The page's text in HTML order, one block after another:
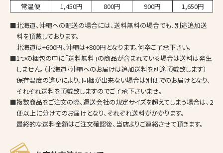
常温便
1,450円 800円 900円
1,650円
■北海道、沖縄への配送の場合には、送料無料の場合でも、別途追加送
料を頂戴しております。
北海道は+600円、沖縄は+800円となります。何卒ご了承下さい。
■1つの梱包の中に「送料無料」の商品が含まれている場合は送料は発生
しません。（北海道・沖縄へのお届けは追加送料を別途頂戴致します）
保存温度の違いにより、同梱が出来ない場合は別便でのお届けとなり、
それぞれ送料を頂戴致しますのでご了承下さいませ。
■複数商品をご注文の際、運送会社の規定サイズを超えてしまう場合は、2
便以上に分けてのお届けとなり、それぞれ送料がかかります。
最終的な送料金額はご注文確認後、当店よりご連絡させて頂きます。